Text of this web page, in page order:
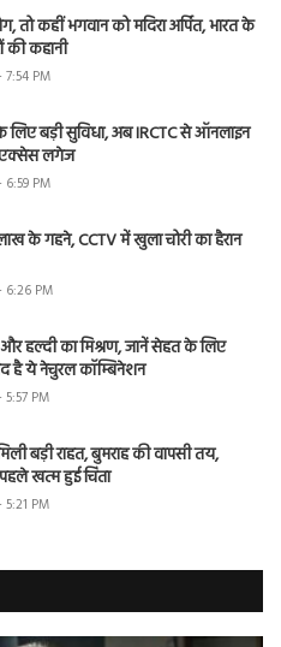
तो कहीं भगवान को मदिरा अर्पित, भारत के
की कहानी
7:54 PM
के लिए बड़ी सुविधा, अब IRCTC से ऑनलाइन
लगेज
6:59 PM
के गहने, CCTV में खुला चोरी का हैरान
6:26 PM
हल्दी का मिश्रण, जानें सेहत के लिए
है ये नेचुरल कॉम्बिनेशन
5:57 PM
बड़ी राहत, बुमराह की वापसी तय,
खत्म हुई चिंता
5:21 PM